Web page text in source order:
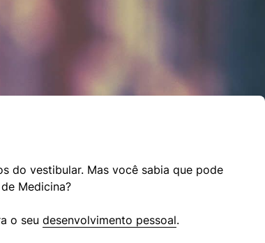
do vestibular. Mas você sabia que pode
Medicina?
o seu desenvolvimento pessoal.